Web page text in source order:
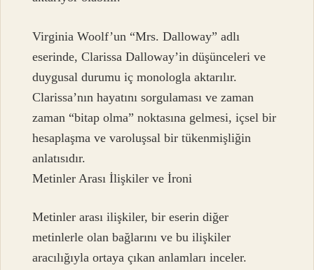
Virginia Woolf’un “Mrs. Dalloway” adlı
eserinde, Clarissa Dalloway’in düşünceleri ve
duygusal durumu iç monologla aktarılır.
Clarissa’nın hayatını sorgulaması ve zaman
zaman “bitap olma” noktasına gelmesi, içsel bir
hesaplaşma ve varoluşsal bir tükenmişliğin
anlatısıdır.
Metinler Arası İlişkiler ve İroni
Metinler arası ilişkiler, bir eserin diğer
metinlerle olan bağlarını ve bu ilişkiler
aracılığıyla ortaya çıkan anlamları inceler.